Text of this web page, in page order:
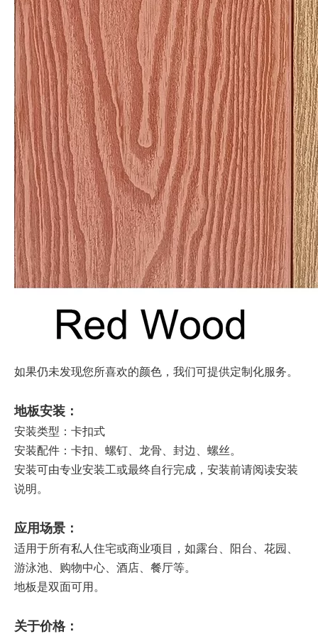
如果仍未发现您所喜欢的颜色，我们可提供定制化服务。
地板安装：
安装类型：卡扣式
安装配件：卡扣、螺钉、龙骨、封边、螺丝。
安装可由专业安装工或最终自行完成，安装前请阅读安装
说明。
应用场景：
适用于所有私人住宅或商业项目，如露台、阳台、花园、
游泳池、购物中心、酒店、餐厅等。
地板是双面可用。
关于价格：